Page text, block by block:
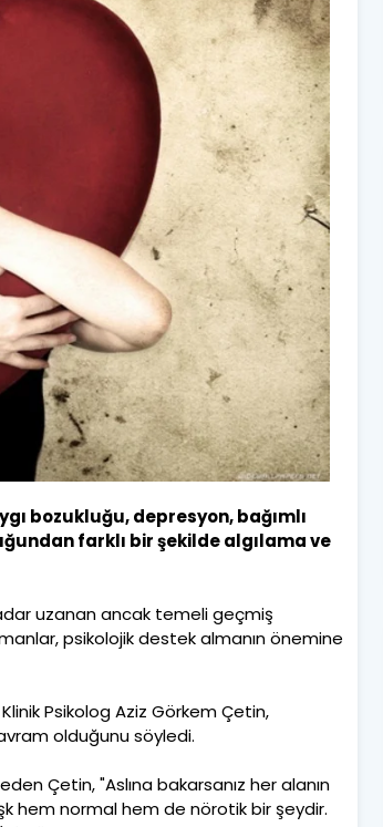
bozukluğu, depresyon, bağımlı
farklı bir şekilde algılama ve
uzanan ancak temeli geçmiş
psikolojik destek almanın önemine
Psikolog Aziz Görkem Çetin,
olduğunu söyledi.
Çetin, "Aslına bakarsanız her alanın
hem normal hem de nörotik bir şeydir.